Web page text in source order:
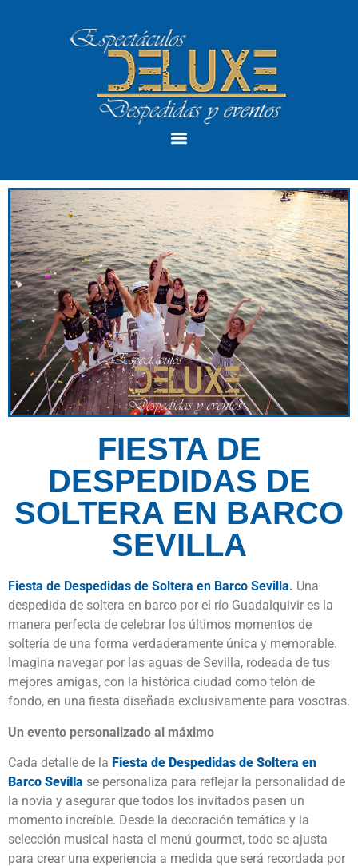
FIESTA DE
DESPEDIDAS DE
SOLTERA EN BARCO
SEVILLA
Fiesta de Despedidas de Soltera en Barco Sevilla. Una
despedida de soltera en barco por el río Guadalquivir es la
manera perfecta de celebrar los últimos momentos de
soltería de una forma verdaderamente única y memorable.
Imagina navegar por las aguas de Sevilla, rodeada de tus
mejores amigas, con la histórica ciudad como telón de
fondo, en una fiesta diseñada exclusivamente para vosotras.
Un evento personalizado al máximo
Cada detalle de la Fiesta de Despedidas de Soltera en
Barco Sevilla se personaliza para reflejar la personalidad de
la novia y asegurar que todos los invitados pasen un
momento increíble. Desde la decoración temática y la
selección musical hasta el menú gourmet, todo se ajusta
para crear una experiencia a medida que será recordada por